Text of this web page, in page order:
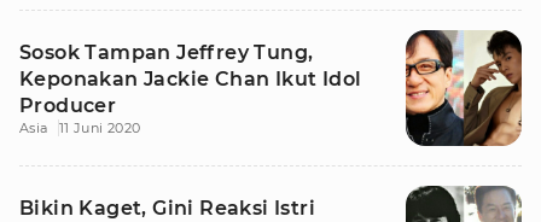
Sosok Tampan Jeffrey Tung,
Keponakan Jackie Chan Ikut Idol
Producer
Asia 11 Juni 2020
Bikin Kaget, Gini Reaksi Istri